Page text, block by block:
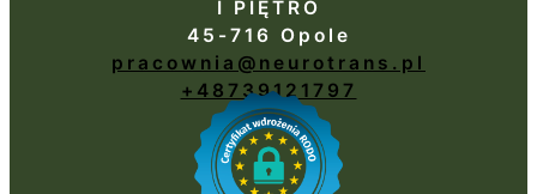
I PIĘTRO
45-716 Opole
pracownia@neurotrans.pl
+48739121797